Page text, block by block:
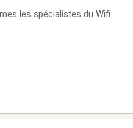
les spécialistes du Wifi